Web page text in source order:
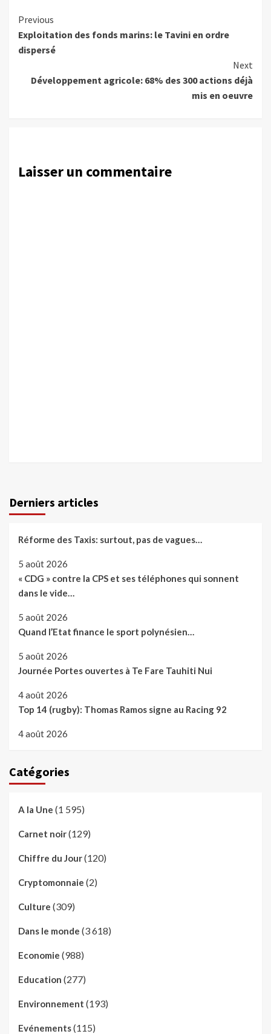
Continue
Reading
Previous
Exploitation des fonds marins: le Tavini en ordre
dispersé
Next
Développement agricole: 68% des 300 actions déjà
mis en oeuvre
Laisser un commentaire
Derniers articles
Réforme des Taxis: surtout, pas de vagues…
5 août 2026
« CDG » contre la CPS et ses téléphones qui sonnent
dans le vide…
5 août 2026
Quand l’Etat finance le sport polynésien…
5 août 2026
Journée Portes ouvertes à Te Fare Tauhiti Nui
4 août 2026
Top 14 (rugby): Thomas Ramos signe au Racing 92
4 août 2026
Catégories
A la Une (1 595)
Carnet noir(129)
Chiffre du Jour(120)
Cryptomonnaie (2)
Culture (309)
Dans le monde (3 618)
Economie (988)
Education (277)
Environnement (193)
Evénements(115)